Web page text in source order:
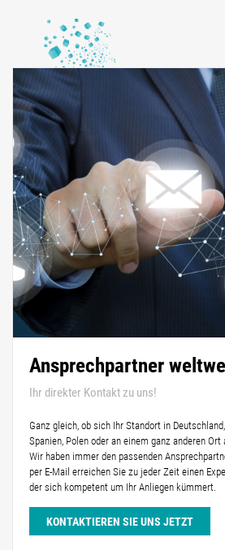
Ansprechpartner
Ihr direkter Kontakt zu uns!
Ganz gleich, ob sich Ihr Standort in
Spanien, Polen oder an einem ganz anderen
Wir haben immer den passenden
per E-Mail erreichen Sie zu jeder Zeit einen
der sich kompetent um Ihr Anliegen kümmert.
KONTAKTIEREN SIE UNS JETZT